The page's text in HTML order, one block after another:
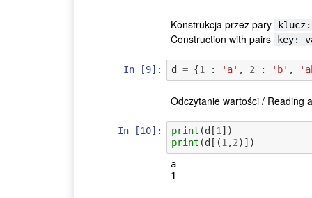
Konstrukcja przez pary
Construction with pairs key:
In [9]: d = {1 : 'a' , 2 : 'b' ,
Odczytanie wartości / Reading
In [10]: print (d [1])
print (d [(1,2)])
a